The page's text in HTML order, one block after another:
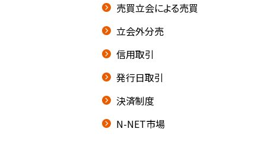
売買立会による売買
立会外分売
信用取引
発行日取引
決済制度
N-NET市場